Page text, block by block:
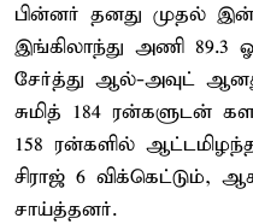
பின்னர் தனது முதல்
இங்கிலாந்து அணி 89.3
சேர்த்து ஆல்-அவுட்
சுமித் 184 ரன்களுடன்
158 ரன்களில்
சிராஜ் 6 விக்கெட்டும்,
சாய்த்தனர்.